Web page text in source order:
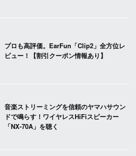
プロも高評価。EarFun「Clip2」全方位レ
ビュー！【割引クーポン情報あり】
音楽ストリーミングを信頼のヤマハサウン
ドで鳴らす！ワイヤレスHiFiスピーカー
「NX-70A」を聴く